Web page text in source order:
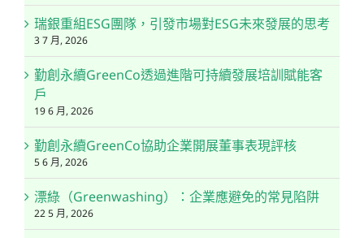
瑞銀重組ESG團隊，引發市場對ESG未來發展的思考
3 7 月, 2026
勤創永續GreenCo透過進階可持續發展培訓賦能客
戶
19 6 月, 2026
勤創永續GreenCo協助企業開展董事表現評核
5 6 月, 2026
漂綠（Greenwashing）：企業應避免的常見陷阱
22 5 月, 2026